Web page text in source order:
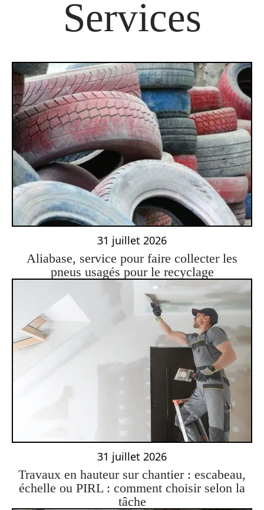
Services
31 juillet 2026
Aliabase, service pour faire collecter les
pneus usagés pour le recyclage
31 juillet 2026
Travaux en hauteur sur chantier : escabeau,
échelle ou PIRL : comment choisir selon la
tâche